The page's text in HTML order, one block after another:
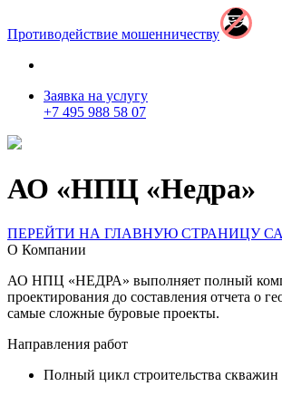
Противодействие мошенничеству
Заявка на услугу
+7 495 988 58 07
АО «НПЦ «Недра»
ПЕРЕЙТИ НА ГЛАВНУЮ СТРАНИЦУ
О Компании
АО НПЦ «НЕДРА» выполняет полный
проектирования до составления отчета о
самые сложные буровые проекты.
Направления работ
Полный цикл строительства